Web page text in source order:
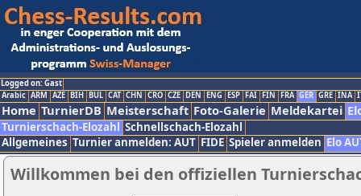
Logged on: Gast
Arabic ARM AZE BIH BUL CAT CHN CRO CZE DEN ENG ESP FAI FIN FRA GER GRE INA
Home TurnierDB Meisterschaft Foto-Galerie Meldekartei
Turnierschach-Elozahl Schnellschach-Elozahl
Allgemeines Turnier anmelden: AUT FIDE Spieler anmelden Elo
Willkommen bei den offiziellen